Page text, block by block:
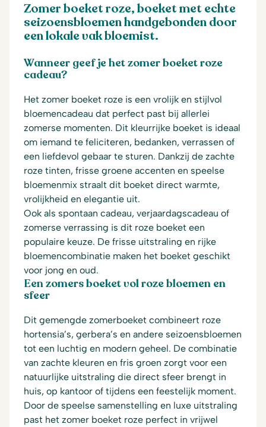
Zomer boeket roze, boeket met echte
seizoensbloemen handgebonden door
een lokale vak bloemist.
Wanneer geef je het zomer boeket roze
cadeau?
Het zomer boeket roze is een vrolijk en stijlvol
bloemencadeau dat perfect past bij allerlei
zomerse momenten. Dit kleurrijke boeket is ideaal
om iemand te feliciteren, bedanken, verrassen of
een liefdevol gebaar te sturen. Dankzij de zachte
roze tinten, frisse groene accenten en speelse
bloemenmix straalt dit boeket direct warmte,
vrolijkheid en elegantie uit.
Ook als spontaan cadeau, verjaardagscadeau of
zomerse verrassing is dit roze boeket een
populaire keuze. De frisse uitstraling en rijke
bloemencombinatie maken het boeket geschikt
voor jong en oud.
Een zomers boeket vol roze bloemen en
sfeer
Dit gemengde zomerboeket combineert roze
hortensia’s, gerbera’s en andere seizoensbloemen
tot een luchtig en modern geheel. De combinatie
van zachte kleuren en fris groen zorgt voor een
natuurlijke uitstraling die direct sfeer brengt in
huis, op kantoor of tijdens een feestelijk moment.
Door de speelse samenstelling en luxe uitstraling
past het zomer boeket roze perfect in vrijwel